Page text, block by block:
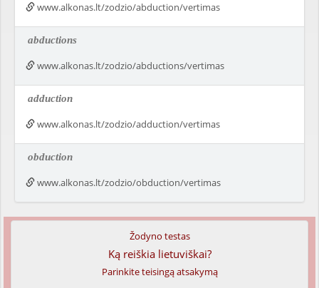
www.alkonas.lt/zodzio/abduction/vertimas
abductions
www.alkonas.lt/zodzio/abductions/vertimas
adduction
www.alkonas.lt/zodzio/adduction/vertimas
obduction
www.alkonas.lt/zodzio/obduction/vertimas
Žodyno testas
Ką reiškia lietuviškai?
Parinkite teisingą atsakymą